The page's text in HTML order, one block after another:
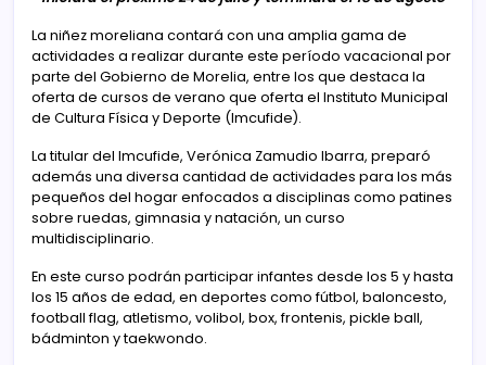
La niñez moreliana contará con una amplia gama de
actividades a realizar durante este período vacacional por
parte del Gobierno de Morelia, entre los que destaca la
oferta de cursos de verano que oferta el Instituto Municipal
de Cultura Física y Deporte (Imcufide).
La titular del Imcufide, Verónica Zamudio Ibarra, preparó
además una diversa cantidad de actividades para los más
pequeños del hogar enfocados a disciplinas como patines
sobre ruedas, gimnasia y natación, un curso
multidisciplinario.
En este curso podrán participar infantes desde los 5 y hasta
los 15 años de edad, en deportes como fútbol, baloncesto,
football flag, atletismo, volibol, box, frontenis, pickle ball,
bádminton y taekwondo.